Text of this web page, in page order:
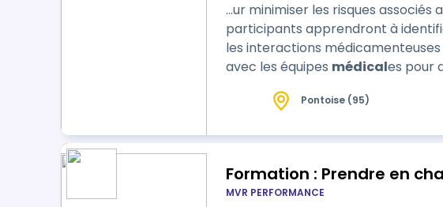
…ur minimiser les risques associés
participants apprendront à
les interactions
avec les équipes médicales pour
améliorer la qualité des soins
Pontoise (95)
MVR PERFORMANCE